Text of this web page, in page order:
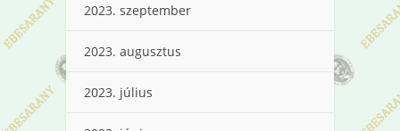
2023. szeptember
2023. augusztus
2023. július